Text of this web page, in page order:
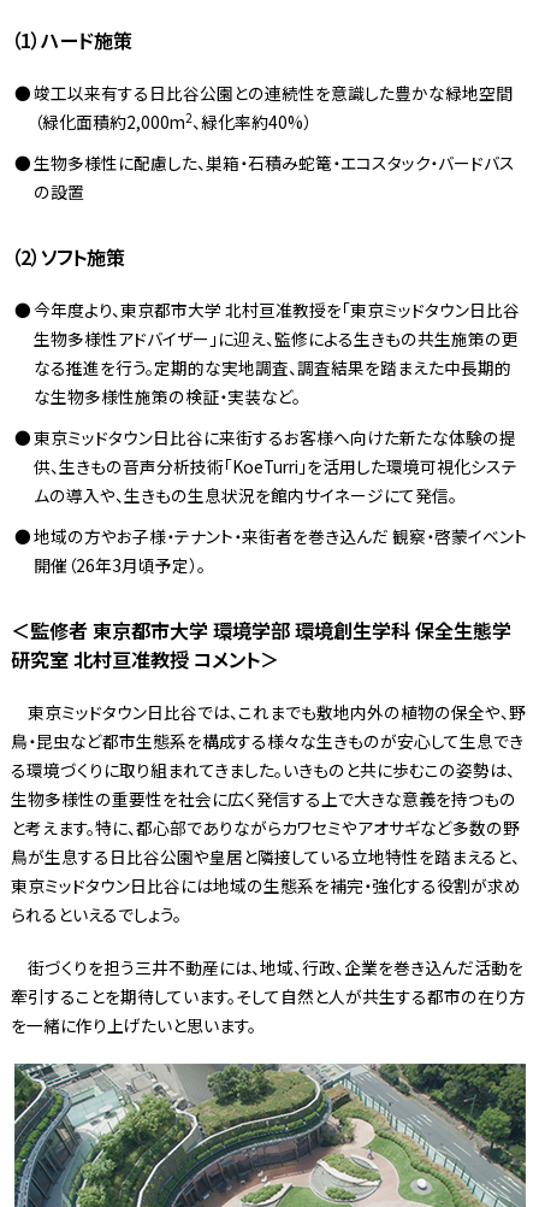
（1）ハード施策
竣工以来有する日比谷公園との連続性を意識した豊かな緑地空間
（緑化面積約2,000m2、緑化率約40%）
生物多様性に配慮した、巣箱・石積み蛇篭・エコスタック・バードバス
の設置
（2）ソフト施策
今年度より、東京都市大学 北村亘准教授を「東京ミッドタウン日比谷
生物多様性アドバイザー」に迎え、監修による生きもの共生施策の更
なる推進を行う。定期的な実地調査、調査結果を踏まえた中長期的
な生物多様性施策の検証・実装など。
東京ミッドタウン日比谷に来街するお客様へ向けた新たな体験の提
供、生きもの音声分析技術「KoeTurri」を活用した環境可視化システ
ムの導入や、生きもの生息状況を館内サイネージにて発信。
地域の方やお子様・テナント・来街者を巻き込んだ 観察・啓蒙イベント
開催（26年3月頃予定）。
＜監修者 東京都市大学 環境学部 環境創生学科 保全生態学
研究室 北村亘准教授 コメント＞
東京ミッドタウン日比谷では、これまでも敷地内外の植物の保全や、野
鳥・昆虫など都市生態系を構成する様々な生きものが安心して生息でき
る環境づくりに取り組まれてきました。いきものと共に歩むこの姿勢は、
生物多様性の重要性を社会に広く発信する上で大きな意義を持つもの
と考えます。特に、都心部でありながらカワセミやアオサギなど多数の野
鳥が生息する日比谷公園や皇居と隣接している立地特性を踏まえると、
東京ミッドタウン日比谷には地域の生態系を補完・強化する役割が求め
られるといえるでしょう。
街づくりを担う三井不動産には、地域、行政、企業を巻き込んだ活動を
牽引することを期待しています。そして自然と人が共生する都市の在り方
を一緒に作り上げたいと思います。